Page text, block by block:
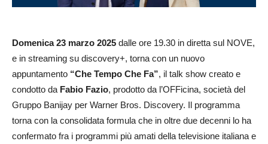
Domenica 23 marzo 2025 dalle ore 19.30 in diretta sul NOVE,
e in streaming su discovery+, torna con un nuovo
appuntamento “Che Tempo Che Fa”, il talk show creato e
condotto da Fabio Fazio, prodotto da l’OFFicina, società del
Gruppo Banijay per Warner Bros. Discovery. Il programma
torna con la consolidata formula che in oltre due decenni lo ha
confermato fra i programmi più amati della televisione italiana e